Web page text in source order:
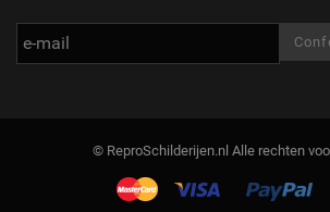
© ReproSchilderijen.nl Alle rechten